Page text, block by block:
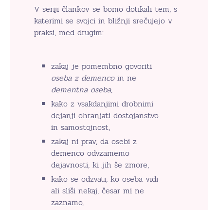
V seriji člankov se bomo dotikali tem, s
katerimi se svojci in bližnji srečujejo v
praksi, med drugim:
zakaj je pomembno govoriti
oseba z demencoin ne
dementna oseba,
kako z vsakdanjimi drobnimi
dejanji ohranjati dostojanstvo
in samostojnost,
zakaj ni prav, da osebi z
demenco odvzamemo
dejavnosti, ki jih še zmore,
kako se odzvati, ko oseba vidi
ali sliši nekaj, česar mi ne
zaznamo,